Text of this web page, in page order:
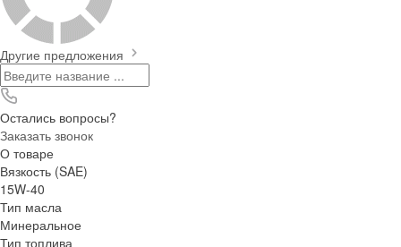
Другие предложения
Остались вопросы?
Заказать звонок
О товаре
Вязкость (SAE)
15W-40
Тип масла
Минеральное
Тип топлива